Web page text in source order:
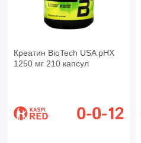
Креатин BioTech USA pHX
1250 мг 210 капсул